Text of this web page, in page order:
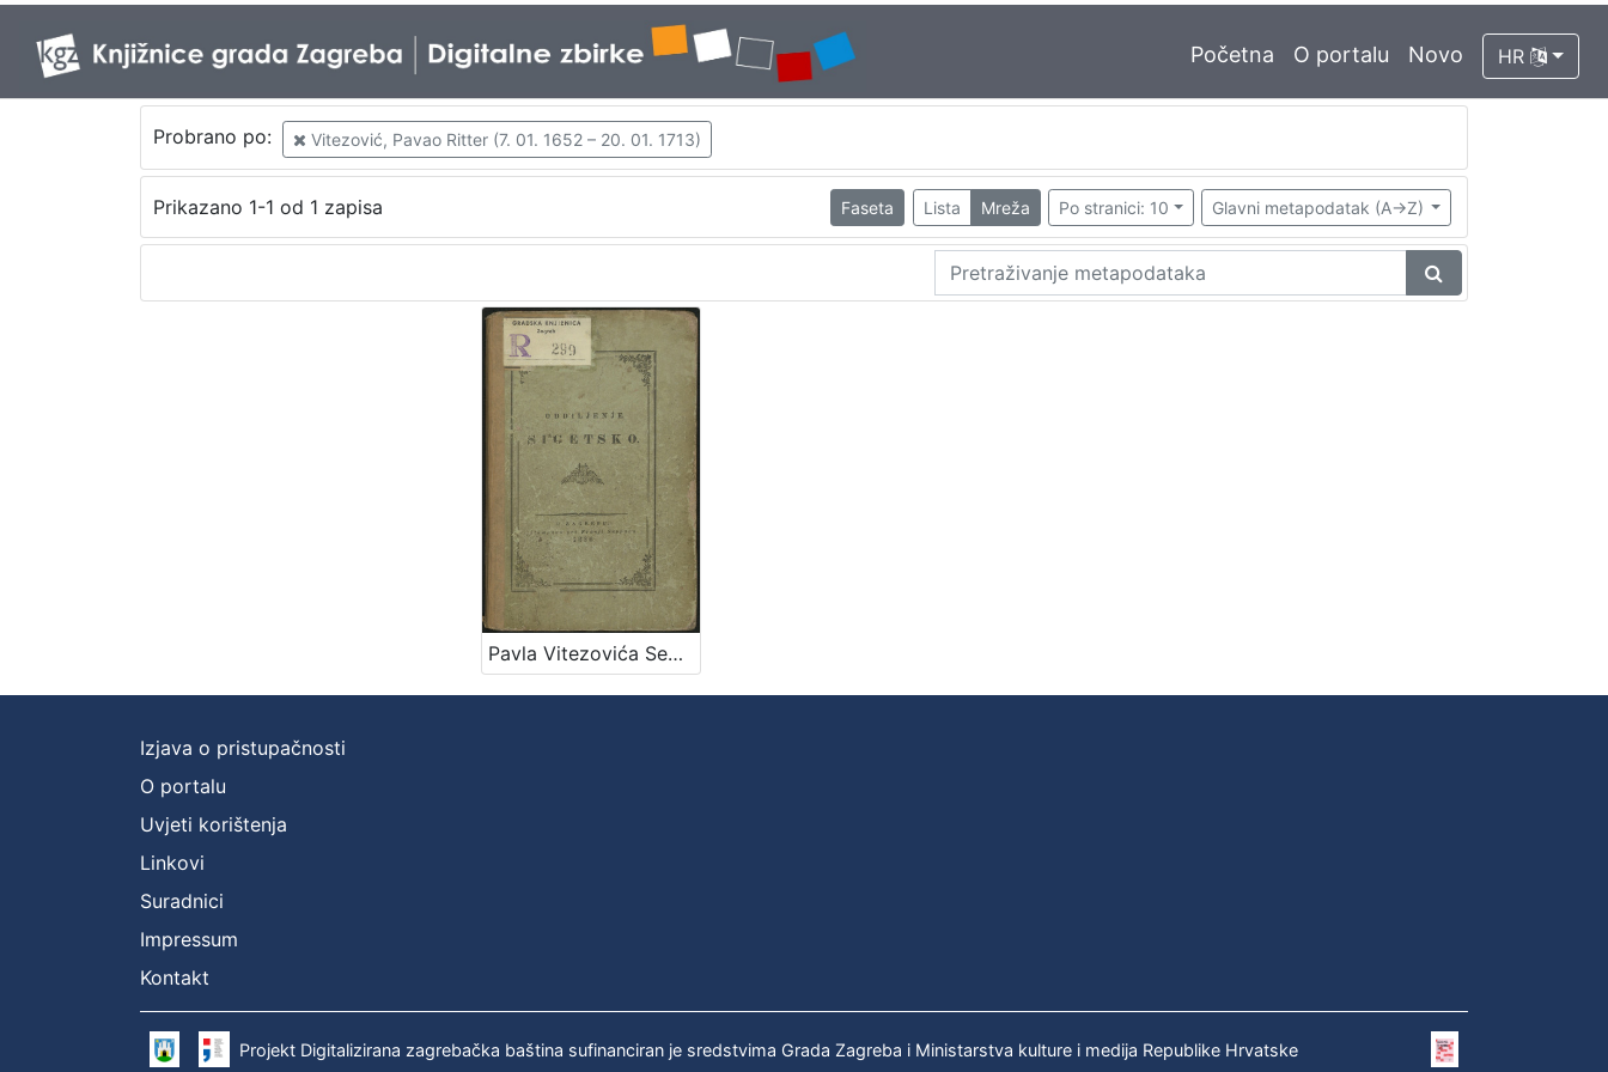
Početna O portalu Novo HR
Probrano po: Vitezović, Pavao Ritter (7. 01. 1652 – 20. 01. 1713)
Prikazano 1-1 od 1 zapisa Faseta Lista Mreža Po stranici: 10 Glavni metapodatak (A->Z)
Pavla Vitezovića Senjskoga, Zlatoga viteza Oddiljenja sigetskoga četiri dela : s uvodom o životu, činih, i smerti Nikole kneza Zrinjskoga
Izjava o pristupačnosti
O portalu
Uvjeti korištenja
Linkovi
Suradnici
Impressum
Kontakt
Projekt Digitalizirana zagrebačka baština sufinanciran je sredstvima Grada Zagreba i Ministarstva kulture i medija Republike Hrvatske